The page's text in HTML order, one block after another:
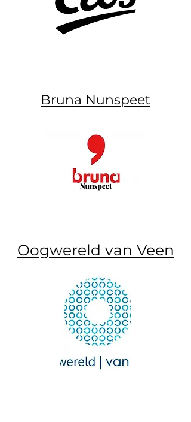
Bruna Nunspeet
Oogwereld van Veen